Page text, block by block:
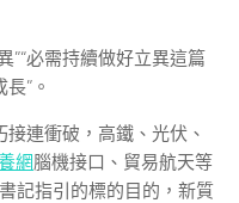
”“必需持續做好立異這篇
”。
連衝破，高鐵、光伏、
網腦機接口、貿易航天等
記指引的標的目的，新質